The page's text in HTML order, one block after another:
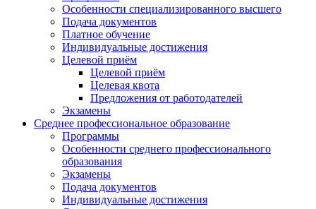
Особенности специализированного высшего
Подача документов
Платное обучение
Индивидуальные достижения
Целевой приём
Целевой приём
Целевая квота
Предложения от работодателей
Экзамены
Среднее профессиональное образование
Программы
Особенности среднего профессионального
образования
Экзамены
Подача документов
Индивидуальные достижения